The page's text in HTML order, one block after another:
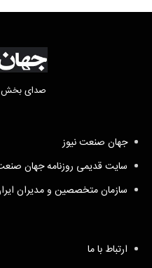
صدای بخش
جهان صنعت نیوز
سایت قدیمی روزنامه جهان
سازمان متخصصین و مدیران
ارتباط با ما